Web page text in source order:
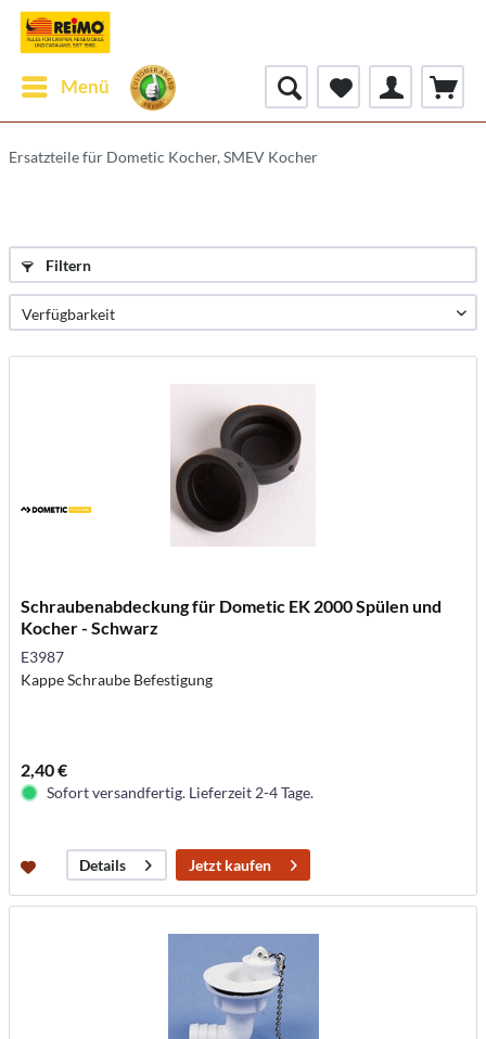
Menü
Ersatzteile für Dometic Kocher, SMEV Kocher
Filtern
Schraubenabdeckung für Dometic EK 2000 Spülen und
Kocher - Schwarz
E3987
Kappe Schraube Befestigung
2,40 €
Sofort versandfertig. Lieferzeit 2-4 Tage.
Details Jetzt kaufen